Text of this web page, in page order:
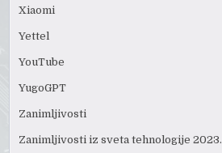
Xiaomi
Yettel
YouTube
YugoGPT
Zanimljivosti
Zanimljivosti iz sveta tehnologije 2023.